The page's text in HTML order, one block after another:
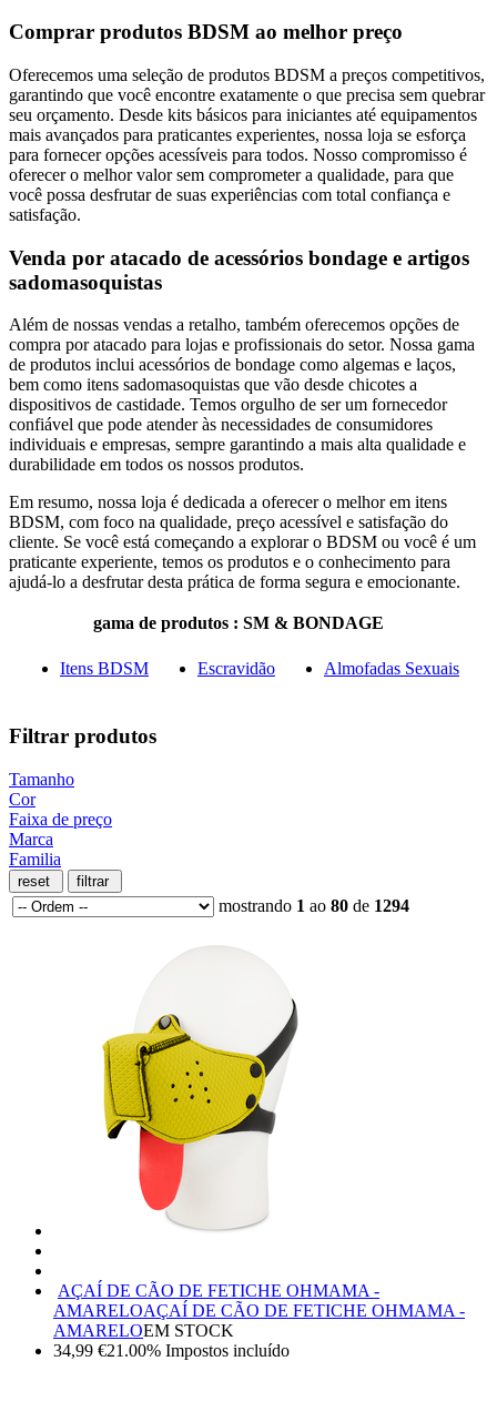
Comprar produtos BDSM ao melhor preço
Oferecemos uma seleção de produtos BDSM a preços competitivos,
garantindo que você encontre exatamente o que precisa sem quebrar
seu orçamento. Desde kits básicos para iniciantes até equipamentos
mais avançados para praticantes experientes, nossa loja se esforça
para fornecer opções acessíveis para todos. Nosso compromisso é
oferecer o melhor valor sem comprometer a qualidade, para que
você possa desfrutar de suas experiências com total confiança e
satisfação.
Venda por atacado de acessórios bondage e artigos
sadomasoquistas
Além de nossas vendas a retalho, também oferecemos opções de
compra por atacado para lojas e profissionais do setor. Nossa gama
de produtos inclui acessórios de bondage como algemas e laços,
bem como itens sadomasoquistas que vão desde chicotes a
dispositivos de castidade. Temos orgulho de ser um fornecedor
confiável que pode atender às necessidades de consumidores
individuais e empresas, sempre garantindo a mais alta qualidade e
durabilidade em todos os nossos produtos.
Em resumo, nossa loja é dedicada a oferecer o melhor em itens
BDSM, com foco na qualidade, preço acessível e satisfação do
cliente. Se você está começando a explorar o BDSM ou você é um
praticante experiente, temos os produtos e o conhecimento para
ajudá-lo a desfrutar desta prática de forma segura e emocionante.
gama de produtos : SM & BONDAGE
Itens BDSM Escravidão Almofadas Sexuais
Filtrar produtos
Tamanho
Cor
Faixa de preço
Marca
Familia
mostrando 1 ao 80 de 1294
AÇAÍ DE CÃO DE FETICHE OHMAMA -
AMARELOAÇAÍ DE CÃO DE FETICHE OHMAMA -
AMARELOEM STOCK
34,99 €21.00% Impostos incluído